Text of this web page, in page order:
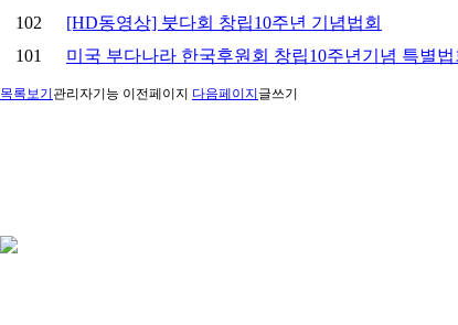
102
[HD동영상] 붓다회 창립10주년 기념법회
101
미국 부다나라 한국후원회 창립10주년기념 특별법
목록보기 관리자기능 이전페이지 다음페이지 글쓰기